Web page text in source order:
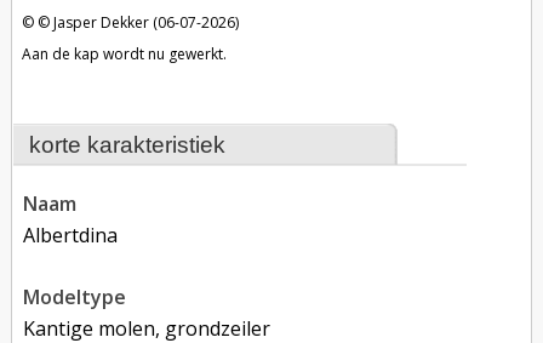
korte karakteristiek
naam
Albertdina
modeltype
Kantige molen, grondzeiler
Jasper Dekker (06-07-2026)
Aan de kap wordt nu gewerkt.